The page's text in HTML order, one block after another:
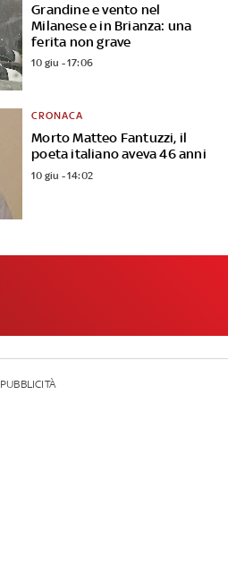
Grandine e vento nel
Milanese e in Brianza: una
ferita non grave
10 giu - 17:06
Morto Matteo Fantuzzi, il
poeta italiano aveva 46 anni
CRONACA
10 giu - 14:02
PUBBLICITÀ